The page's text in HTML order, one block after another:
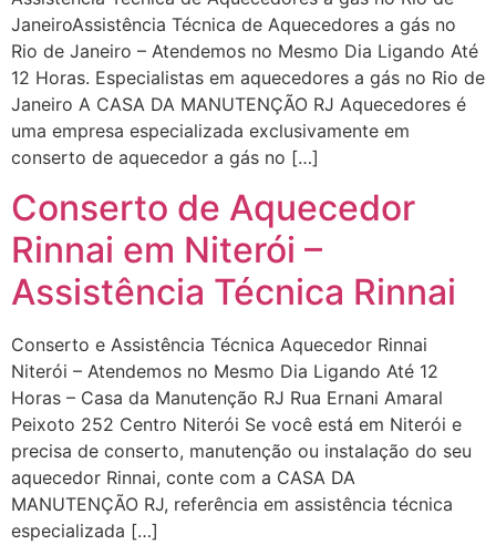
JaneiroAssistência Técnica de Aquecedores a gás no
Rio de Janeiro – Atendemos no Mesmo Dia Ligando Até
12 Horas. Especialistas em aquecedores a gás no Rio de
Janeiro A CASA DA MANUTENÇÃO RJ Aquecedores é
uma empresa especializada exclusivamente em
conserto de aquecedor a gás no […]
Conserto de Aquecedor
Rinnai em Niterói –
Assistência Técnica Rinnai
Conserto e Assistência Técnica Aquecedor Rinnai
Niterói – Atendemos no Mesmo Dia Ligando Até 12
Horas – Casa da Manutenção RJ Rua Ernani Amaral
Peixoto 252 Centro Niterói Se você está em Niterói e
precisa de conserto, manutenção ou instalação do seu
aquecedor Rinnai, conte com a CASA DA
MANUTENÇÃO RJ, referência em assistência técnica
especializada […]